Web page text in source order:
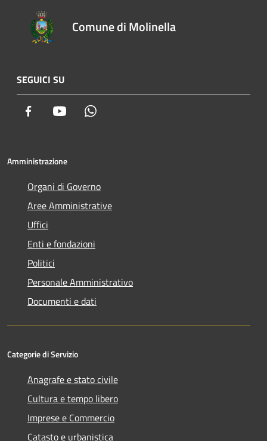
Comune di Molinella
SEGUICI SU
Facebook Youtube
Amministrazione
Organi di Governo
Aree Amministrative
Uffici
Enti e fondazioni
Politici
Personale Amministrativo
Documenti e dati
Categorie di Servizio
Anagrafe e stato civile
Cultura e tempo libero
Imprese e Commercio
Catasto e urbanistica